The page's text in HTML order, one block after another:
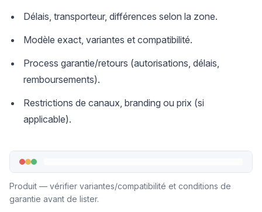
Délais, transporteur, différences selon la zone.
Modèle exact, variantes et compatibilité.
Process garantie/retours (autorisations, délais,
remboursements).
Restrictions de canaux, branding ou prix (si
applicable).
Produit — vérifier variantes/compatibilité et conditions de
garantie avant de lister.